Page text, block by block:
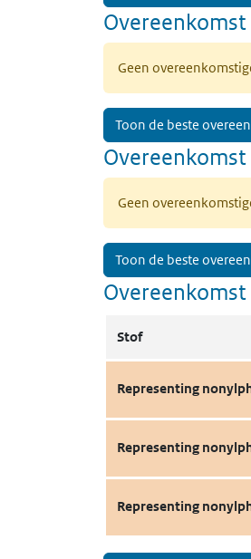
Geen
Toon de beste
Geen
Toon de beste
Stof
Representing
Representing
Representing